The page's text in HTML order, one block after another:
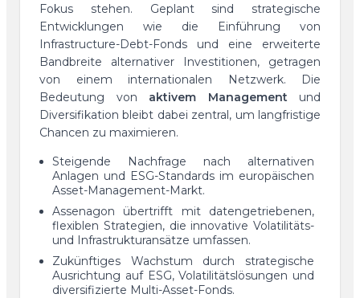
Fokus stehen. Geplant sind strategische
Entwicklungen wie die Einführung von
Infrastructure-Debt-Fonds und eine erweiterte
Bandbreite alternativer Investitionen, getragen
von einem internationalen Netzwerk. Die
Bedeutung von aktivem Management und
Diversifikation bleibt dabei zentral, um langfristige
Chancen zu maximieren.
Steigende Nachfrage nach alternativen
Anlagen und ESG-Standards im europäischen
Asset-Management-Markt.
Assenagon übertrifft mit datengetriebenen,
flexiblen Strategien, die innovative Volatilitäts-
und Infrastrukturansätze umfassen.
Zukünftiges Wachstum durch strategische
Ausrichtung auf ESG, Volatilitätslösungen und
diversifizierte Multi-Asset-Fonds.